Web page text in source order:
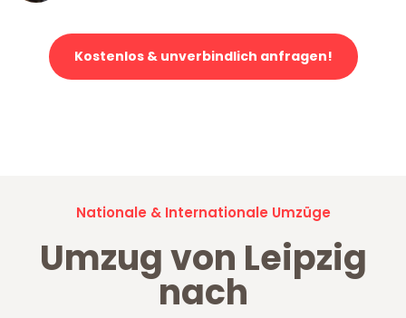
Kostenlos & unverbindlich anfragen!
Nationale & Internationale Umzüge
Umzug von Leipzig
nach